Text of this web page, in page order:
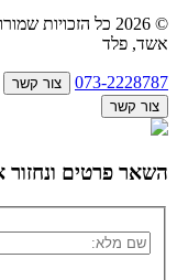
© 2026 כל
אשד, פלד
073-2228787
צור קשר
צור קשר
השאר פרטים ונחזור